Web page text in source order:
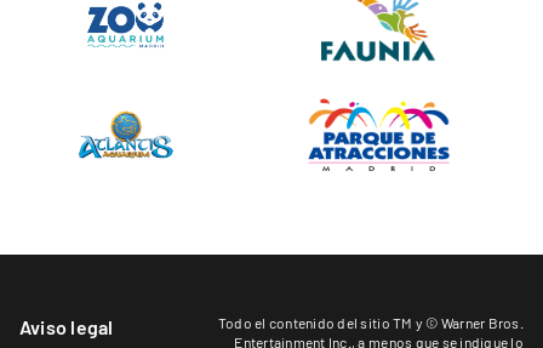
Aviso legal
Todo el contenido del sitio TM y © Warner Bros.
Entertainment Inc.,a menos que se indique lo